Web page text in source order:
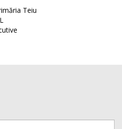
Teiu